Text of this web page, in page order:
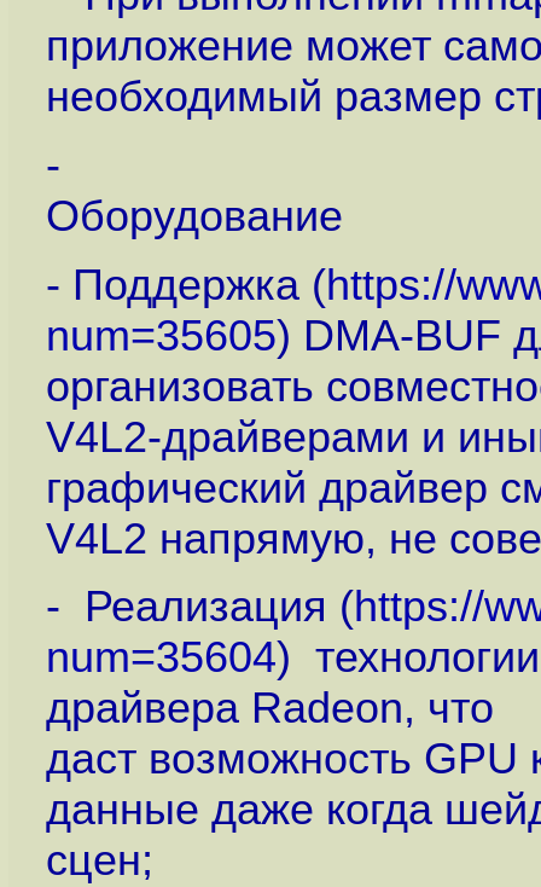
приложение может
необходимый размер
-
Оборудование
- Поддержка (https://
num=35605) DMA-BUF
организовать
V4L2-драйверами и
графический драйвер
V4L2 напрямую, не
- Реализация (https://
num=35604)
драйвера Radeon, что
даст возможность
данные даже когда
сцен;